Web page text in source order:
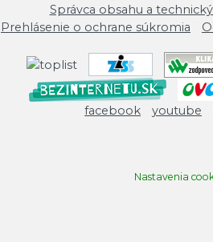
Správca obsahu a
Prehlásenie o ochrane súkromia
facebook youtube
Nastavenia